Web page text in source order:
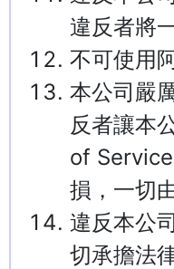
違反者將
不可使用
本公司嚴
反者讓本
of
損，一切
違反本公
切承擔法